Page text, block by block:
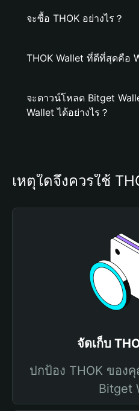
จะซื้อ THOK อย่างไร？
THOK Wallet ที่ดีที่สุดคือ
จะดาวน์โหลด Bitget
Wallet ได้อย่างไร？
เหตุใดจึงควรใช้
จัดเก็บ
ปกป้อง THOK ของ
Bitget